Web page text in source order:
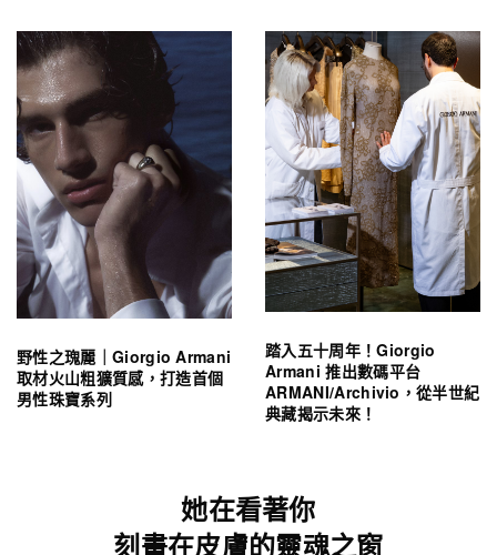
野性之瑰麗｜Giorgio Armani
取材火山粗獷質感，打造首個
男性珠寶系列
踏入五十周年！Giorgio
Armani 推出數碼平台
ARMANI/Archivio，從半世紀
典藏揭示未來！
她在看著你
刻畫在皮膚的靈魂之窗